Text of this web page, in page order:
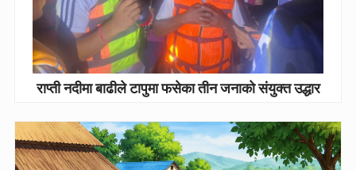
राप्ती नदीमा बाढीले टापुमा फसेका तीन जनाको संयुक्त उद्धार